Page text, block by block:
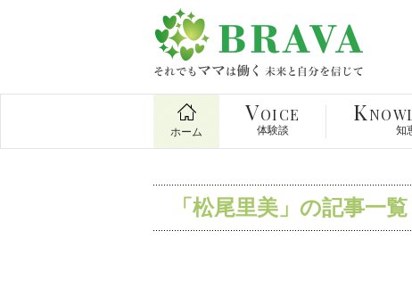
ホーム
VOICE
体験談
K
知
「松尾里美」の記事一覧